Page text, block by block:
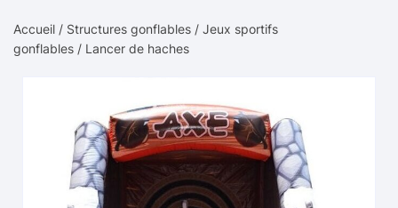
Accueil / Structures gonflables / Jeux sportifs
gonflables / Lancer de haches